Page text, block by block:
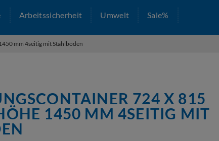
Arbeitssicherheit Umwelt Sale%
mm 4seitig mit Stahlboden
724 X 815
1450 MM 4SEITIG MIT